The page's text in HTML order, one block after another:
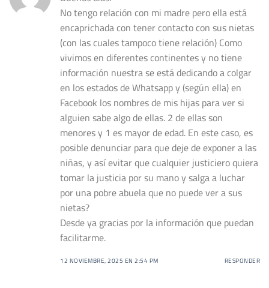
No tengo relación con mi madre pero ella está
encaprichada con tener contacto con sus nietas
(con las cuales tampoco tiene relación) Como
vivimos en diferentes continentes y no tiene
información nuestra se está dedicando a colgar
en los estados de Whatsapp y (según ella) en
Facebook los nombres de mis hijas para ver si
alguien sabe algo de ellas. 2 de ellas son
menores y 1 es mayor de edad. En este caso, es
posible denunciar para que deje de exponer a las
niñas, y así evitar que cualquier justiciero quiera
tomar la justicia por su mano y salga a luchar
por una pobre abuela que no puede ver a sus
nietas?
Desde ya gracias por la información que puedan
facilitarme.
12 NOVIEMBRE, 2025 EN 2:54 PM RESPONDER